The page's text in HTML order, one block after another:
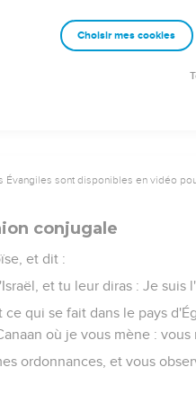
ou étrangère, qui
sera impure jusqu'au soir ;
ses vêtements, et ne lave pas
Évangiles sont disponibles en vidéo
conjugale
et dit :
et tu leur diras : Je suis
qui se fait dans le pays
où je vous mène : vous
ordonnances, et vous
Choisir mes cookies